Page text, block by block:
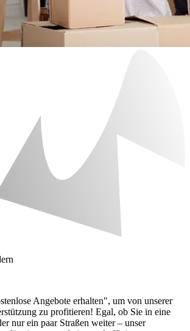
Angebote erhalten", um von unserer
zu profitieren! Egal, ob Sie in eine
nur ein paar Straßen weiter – unser